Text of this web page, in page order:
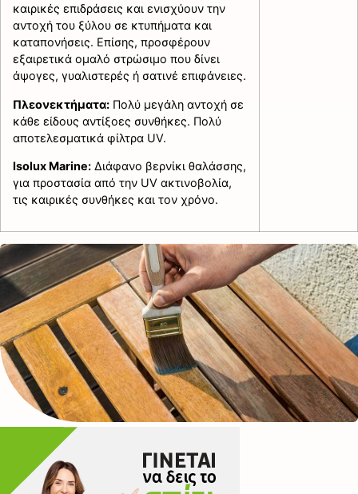
καιρικές επιδράσεις και ενισχύουν την
αντοχή του ξύλου σε κτυπήματα και
καταπονήσεις. Επίσης, προσφέρουν
εξαιρετικά ομαλό στρώσιμο που δίνει
άψογες, γυαλιστερές ή σατινέ επιφάνειες.
Πλεονεκτήματα: Πολύ μεγάλη αντοχή σε
κάθε είδους αντίξοες συνθήκες. Πολύ
αποτελεσματικά φίλτρα UV.
Isolux Marine: Διάφανο βερνίκι θαλάσσης,
για προστασία από την UV ακτινοβολία,
τις καιρικές συνθήκες και τον χρόνο.